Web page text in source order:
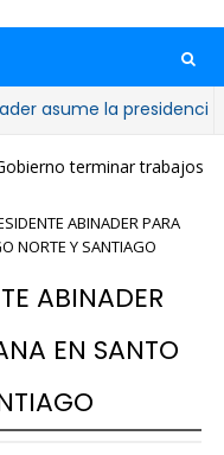
la presidencia del
terminar trabajos
ABINADER PARA
NORTE Y SANTIAGO
ABINADER
EN SANTO